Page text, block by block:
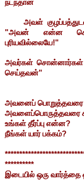
நடந்தான்
அவள் குழப்பத்துடன்
"அவன் என்ன
புரியவில்லையே!"
அவர்கள் சொன்னார்கள்
செய்தவன்"
அவனைப் பொறுத்தவரை
அவளைப்பொருத்தவரை
உங்கள் தீர்ப்பு என்ன?
நீங்கள் யார் பக்கம்?
**********
இடையில் ஒரு வார்த்தை